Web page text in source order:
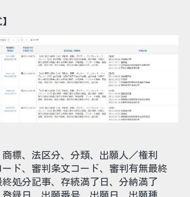
標、法区分、分類、出願人／権利
ド、審判条文コード、審判有無最終
処分記事、存続満了日、分納満了